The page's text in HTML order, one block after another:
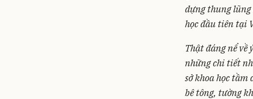
dựng thung lũng
học đầu tiên tại
Thật đáng nể
những chi tiết
sở khoa học
bê tông, tường